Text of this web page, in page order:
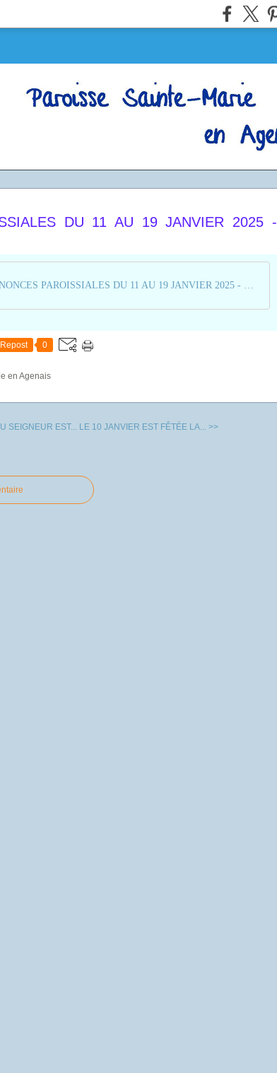
DU 11 AU 19 JANVIER 2025 -
ANNONCES PAROISSIALES DU 11 AU 19 JANVIER 2025 - SEMAINE 3
Repost 0
en Agenais
SEIGNEUR EST... LE 10 JANVIER EST FÊTÉE LA... >>